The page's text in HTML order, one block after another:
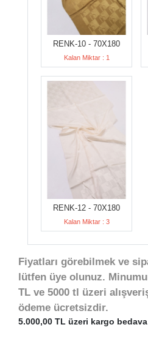
RENK-10 - 70X180
Kalan Miktar : 1
RENK-12 - 70X180
Kalan Miktar : 3
Fiyatları görebilmek ve
lütfen üye olunuz.
TL ve 5000 tl üzeri
ödeme ücretsizdir.
5.000,00 TL üzeri kargo bedava